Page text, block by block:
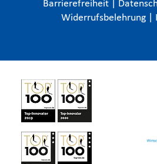
Barrierefreiheit
Widerrufsbelehrung